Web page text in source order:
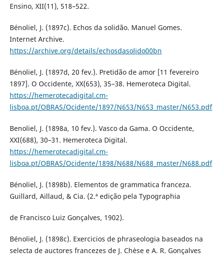
Ensino, XII(11), 518–522.
Bénoliel, J. (1897c). Echos da solidão. Manuel Gomes.
Internet Archive.
https://archive.org/details/echosdasolido00bn
Bénoliel, J. (1897d, 20 fev.). Pretidão de amor [11 fevereiro
1897]. O Occidente, XX(653), 35–38. Hemeroteca Digital.
https://hemerotecadigital.cm-
lisboa.pt/OBRAS/Ocidente/1897/N653/N653_master/N653.pdf
Benoliel, J. (1898a, 10 fev.). Vasco da Gama. O Occidente,
XXI(688), 30–31. Hemeroteca Digital.
https://hemerotecadigital.cm-
lisboa.pt/OBRAS/Ocidente/1898/N688/N688_master/N688.pdf
Bénoliel, J. (1898b). Elementos de grammatica franceza.
Guillard, Aillaud, & Cia. (2.ª edição pela Typographia
de Francisco Luiz Gonçalves, 1902).
Bénoliel, J. (1898c). Exercicios de phraseologia baseados na
selecta de auctores francezes de J. Chèse e A. R. Gonçalves